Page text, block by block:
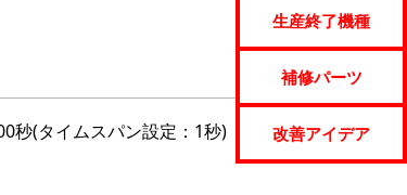
生産終了機種
補修パーツ
改善アイデア
秒(タイムスパン設定：1秒)